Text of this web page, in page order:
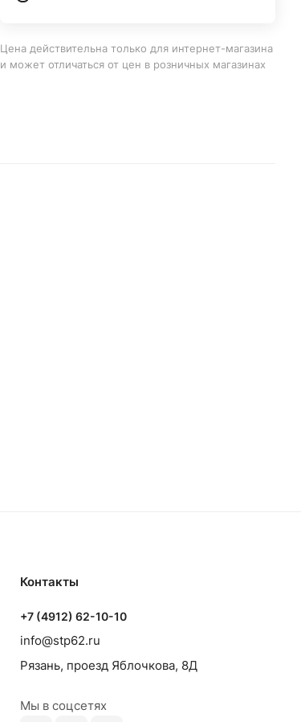
Цена действительна только для интернет-магазина
и может отличаться от цен в розничных магазинах
Контакты
+7 (4912) 62-10-10
info@stp62.ru
Рязань, проезд Яблочкова, 8Д
Мы в соцсетях